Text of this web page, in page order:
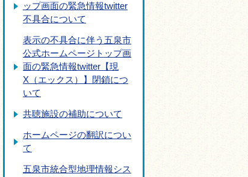
ップ画面の緊急情報twitter
不具合について
表示の不具合に伴う五泉市
公式ホームページトップ画
面の緊急情報twitter【現
X（エックス）】閉鎖につ
いて
共聴施設の補助について
ホームページの翻訳につい
て
五泉市統合型地理情報シス